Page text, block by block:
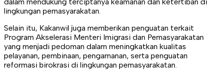
lingkungan pemasyarakatan.
Selain itu, Kakanwil juga memberikan penguatan terkait
Program Akselerasi Menteri Imigrasi dan Pemasyarakatan
yang menjadi pedoman dalam meningkatkan kualitas
pelayanan, pembinaan, pengamanan, serta penguatan
reformasi birokrasi di lingkungan pemasyarakatan.